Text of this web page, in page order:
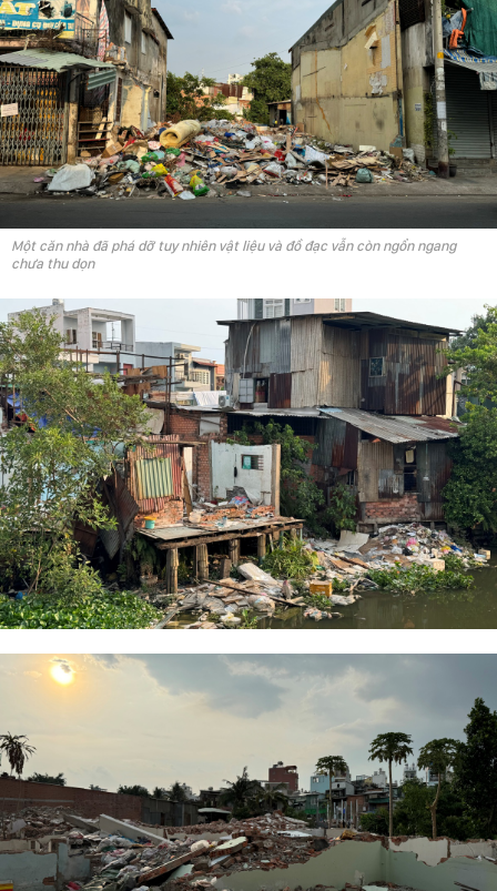
Một căn nhà đã phá dỡ tuy nhiên vật liệu và đồ đạc vẫn còn ngổn ngang
chưa thu dọn